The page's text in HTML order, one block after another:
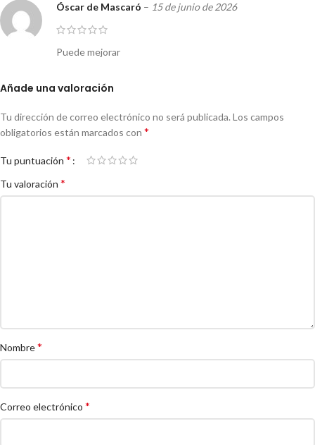
Óscar de Mascaró – 15 de junio de 2026
Puede mejorar
Añade una valoración
Tu dirección de correo electrónico no será publicada. Los campos
obligatorios están marcados con *
Tu puntuación *
Tu valoración *
Nombre*
Correo electrónico *